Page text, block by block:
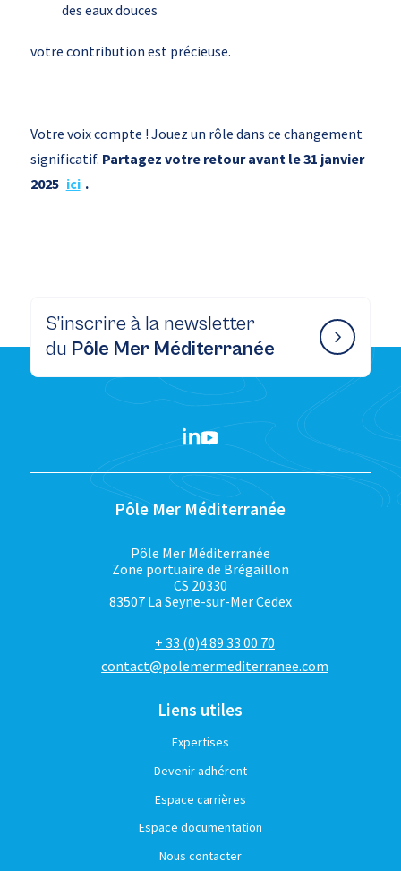
des eaux douces
votre contribution est précieuse.
Votre voix compte ! Jouez un rôle dans ce changement
significatif. Partagez votre retour avant le 31 janvier
2025 ici .
S’inscrire à la newsletter
du Pôle Mer Méditerranée
Pôle Mer Méditerranée
Pôle Mer Méditerranée
Zone portuaire de Brégaillon
CS 20330
83507 La Seyne-sur-Mer Cedex
+ 33 (0)4 89 33 00 70
contact@polemermediterranee.com
Liens utiles
Expertises
Devenir adhérent
Espace carrières
Espace documentation
Nous contacter